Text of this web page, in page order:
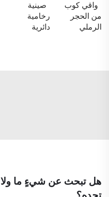
واقي كوب
من الحجر
الرملي
صينية
رخامية
دائرية
هل تبحث عن شيءٍ ما ولا